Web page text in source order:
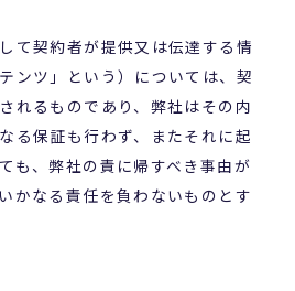
て契約者が提供又は伝達する情
ンツ」という）については、契
れるものであり、弊社はその内
る保証も行わず、またそれに起
も、弊社の責に帰すべき事由が
かなる責任を負わないものとす